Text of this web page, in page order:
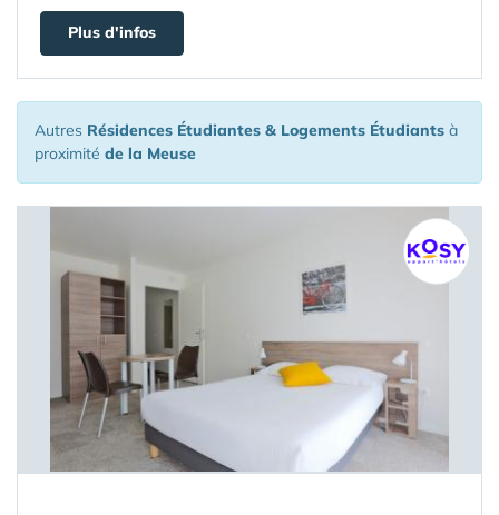
Plus d'infos
Autres Résidences Étudiantes & Logements Étudiants à
proximité de la Meuse